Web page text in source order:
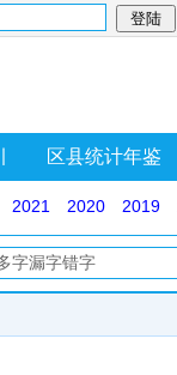
区县统计年鉴
2021 2020 2019